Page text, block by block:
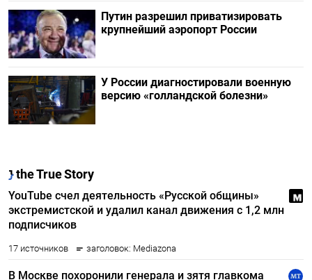
Путин разрешил приватизировать
крупнейший аэропорт России
У России диагностировали военную
версию «голландской болезни»